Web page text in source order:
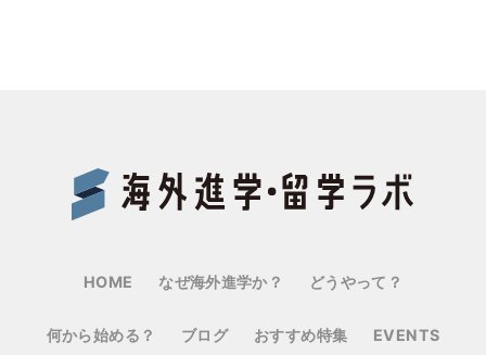
HOME なぜ海外進学か？ どうやって？
何から始める？ ブログ おすすめ特集 EVENTS